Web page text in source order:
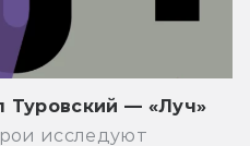
Туровский — «Луч»
исследуют